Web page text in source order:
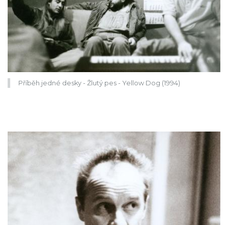
Příběh jedné desky - Žlutý pes - Yellow Dog (1994)